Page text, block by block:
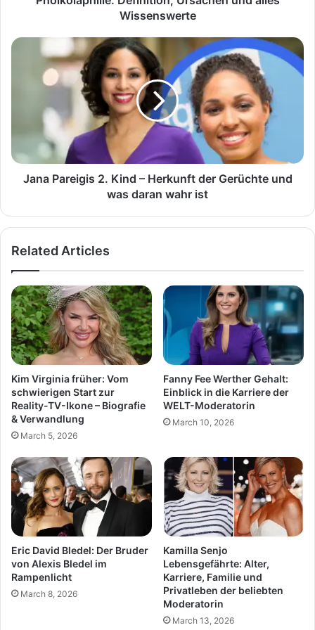
Wissenswerte
Jana
Pareigis
Gerüchte
und
wasJana Pareigis 2. Kind – Herkunft der Gerüchte und
was daran wahr ist
Related Articles
Kim Virginia früher: Vom
schwierigen Start zur
Reality-TV-Ikone – Biografie
& Verwandlung
March 5, 2026
Fanny Fee Werther Gehalt:
Einblick in die Karriere der
WELT-Moderatorin
March 10, 2026
Eric David Bledel: Der Bruder
von Alexis Bledel im
Rampenlicht
March 8, 2026
Kamilla Senjo
Lebensgefährte: Alter,
Karriere, Familie und
Privatleben der beliebten
Moderatorin
March 13, 2026